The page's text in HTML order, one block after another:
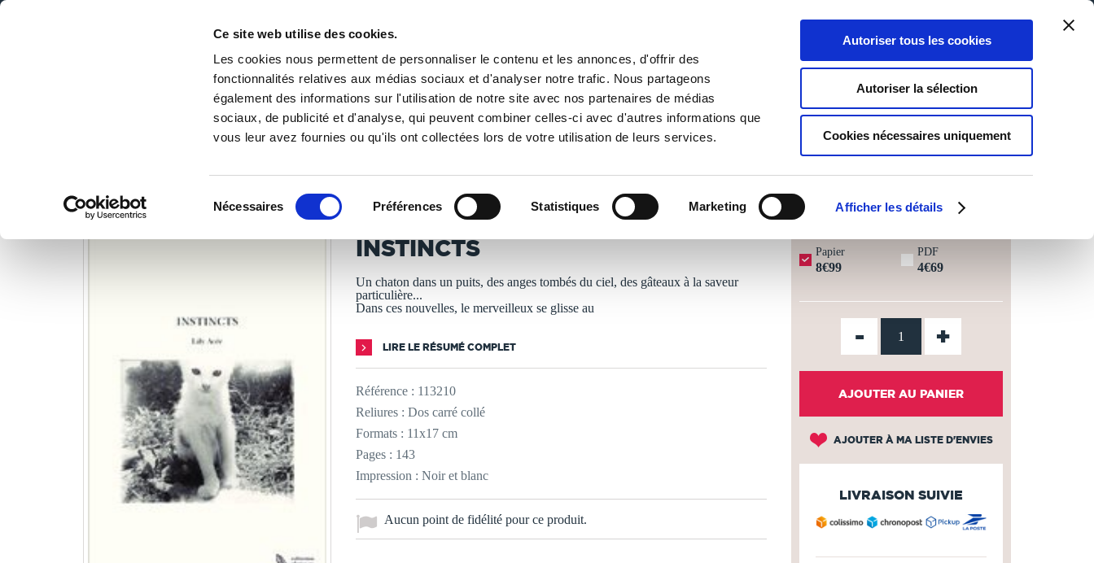
Ce site web utilise des cookies.
Les cookies nous permettent de personnaliser le contenu et les annonces, d'offrir des
fonctionnalités relatives aux médias sociaux et d'analyser notre trafic. Nous partageons
également des informations sur l'utilisation de notre site avec nos partenaires de médias
sociaux, de publicité et d'analyse, qui peuvent combiner celles-ci avec d'autres informations que
vous leur avez fournies ou qu'ils ont collectées lors de votre utilisation de leurs services.
Nécessaires Préférences Statistiques Marketing Afficher les détails
Autoriser tous les cookies
Autoriser la sélection
Cookies nécessaires uniquement
DE LA PAGE BLANCHE... AU BEST SELLER
0
Panier
0
Ma liste
Connexion
PUBLIER UN LIVRE LIBRAIRIE
/ Nouvelles / Nouvelles / INSTINCTS
LES LIVRES SONT IMPRIMÉS À LA DEMANDE - DÉLAI ACTUEL : 3 À 5 JOURS OUVRÉS ⏱️
INSTINCTS
Un chaton dans un puits, des anges tombés du ciel, des gâteaux à la saveur
particulière...
Dans ces nouvelles, le merveilleux se glisse au
LIRE LE RÉSUMÉ COMPLET
Référence : 113210
Reliures : Dos carré collé
Formats : 11x17 cm
Pages : 143
Impression : Noir et blanc
Aucun point de fidélité pour ce produit.
Papier
8€99
PDF
4€69
- +
AJOUTER AU PANIER
AJOUTER À MA LISTE D'ENVIES
LIVRAISON SUIVIE